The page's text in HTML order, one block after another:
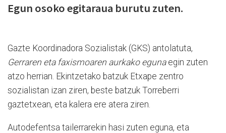
Egun osoko egitaraua burutu zuten.
Gazte Koordinadora Sozialistak (GKS) antolatuta,
Gerraren eta faxismoaren aurkako egunaegin zuten
atzo herrian. Ekintzetako batzuk Etxape zentro
sozialistan izan ziren, beste batzuk Torreberri
gaztetxean, eta kalera ere atera ziren.
Autodefentsa tailerrarekin hasi zuten eguna, eta